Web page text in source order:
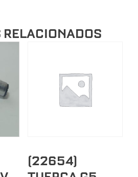
RELACIONADOS
(22654)